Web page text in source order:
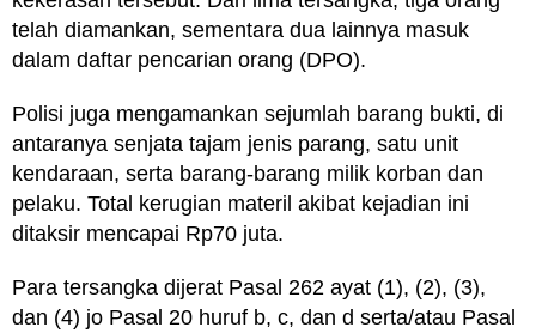
telah diamankan, sementara dua lainnya masuk
dalam daftar pencarian orang (DPO).
Polisi juga mengamankan sejumlah barang bukti, di
antaranya senjata tajam jenis parang, satu unit
kendaraan, serta barang-barang milik korban dan
pelaku. Total kerugian materil akibat kejadian ini
ditaksir mencapai Rp70 juta.
Para tersangka dijerat Pasal 262 ayat (1), (2), (3),
dan (4) jo Pasal 20 huruf b, c, dan d serta/atau Pasal